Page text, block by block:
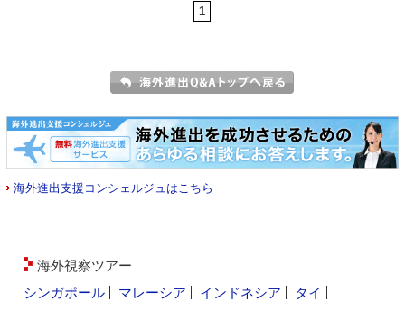
1
海外進出支援コンシェルジュはこちら
海外視察ツアー
シンガポール
マレーシア インドネシア
タイ